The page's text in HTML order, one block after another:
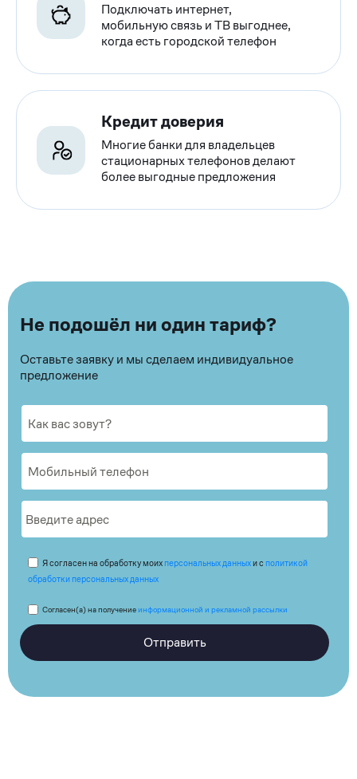
Подключать интернет,
мобильную связь и ТВ выгоднее,
когда есть городской телефон
Кредит доверия
Многие банки для владельцев
стационарных телефонов делают
более выгодные предложения
Не подошёл ни один тариф?
Оставьте заявку и мы сделаем индивидуальное
предложение
Я согласен на обработку моих персональных данныхи с политикой
обработки персональных данных
Согласен(а) на получениеинформационной и рекламной рассылки
Отправить